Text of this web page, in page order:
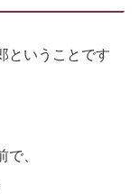
ということです
、